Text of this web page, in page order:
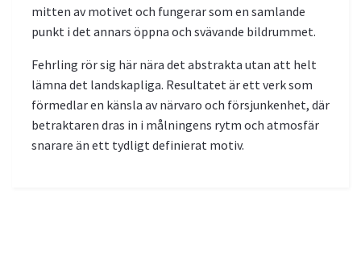
mitten av motivet och fungerar som en samlande
punkt i det annars öppna och svävande bildrummet.
Fehrling rör sig här nära det abstrakta utan att helt
lämna det landskapliga. Resultatet är ett verk som
förmedlar en känsla av närvaro och försjunkenhet, där
betraktaren dras in i målningens rytm och atmosfär
snarare än ett tydligt definierat motiv.